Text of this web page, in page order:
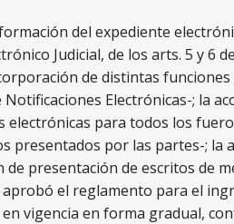
del expediente
Judicial, de los arts. 5 y 6
de distintas
Electrónicas-; la
electrónicas para todos los
presentados por las partes-; la
de presentación de escritos de
el reglamento para el
vigencia en forma gradual,